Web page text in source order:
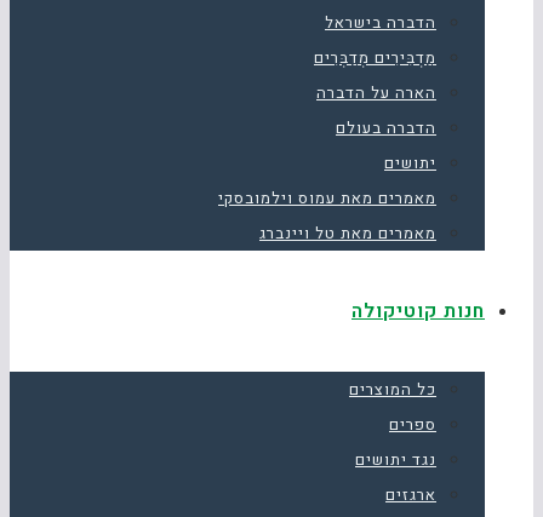
הדברה בישראל
מַדְבִּירִים מְדַבְּרִים
הארה על הדברה
הדברה בעולם
יתושים
מאמרים מאת עמוס וילמובסקי
מאמרים מאת טל ויינברג
חנות קוטיקולה
כל המוצרים
ספרים
נגד יתושים
ארגזים